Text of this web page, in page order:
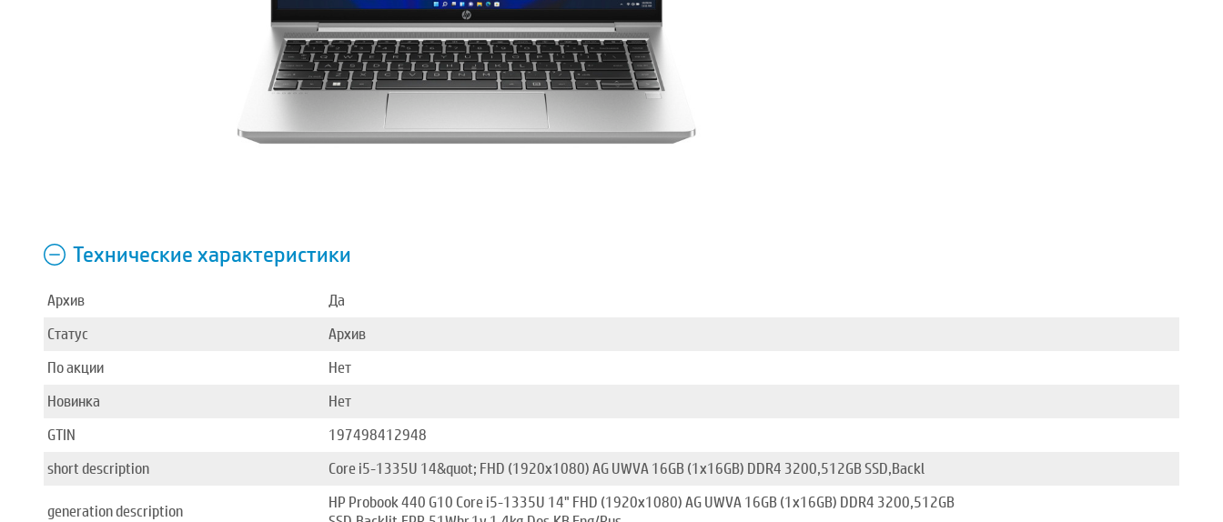
Технические характеристики
Архив
Да
Статус
Архив
По акции
Нет
Новинка
Нет
GTIN
197498412948
short description
Core i5-1335U 14&quot; FHD (1920x1080) AG UWVA 16GB (1x16GB) DDR4 3200,512GB SSD,Backl
generation description
HP Probook 440 G10 Core i5-1335U 14" FHD (1920x1080) AG UWVA 16GB (1x16GB) DDR4 3200,512GB